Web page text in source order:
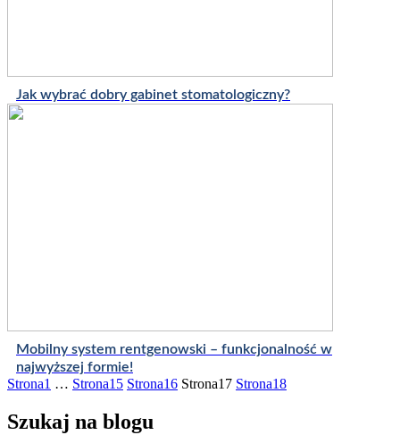
Jak wybrać dobry gabinet stomatologiczny?
Mobilny system rentgenowski – funkcjonalność w
najwyższej formie!
Strona1 … Strona15 Strona16 Strona17 Strona18
Szukaj na blogu